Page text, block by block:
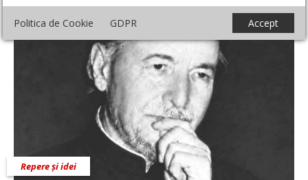
Politica de Cookie GDPR Accept
Repere și idei